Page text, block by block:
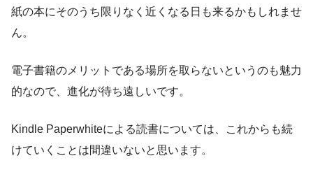
紙の本にそのうち限りなく近くなる日も来るかもしれませ
ん。
電子書籍のメリットである場所を取らないというのも魅力
的なので、進化が待ち遠しいです。
Kindle Paperwhiteによる読書については、これからも続
けていくことは間違いないと思います。